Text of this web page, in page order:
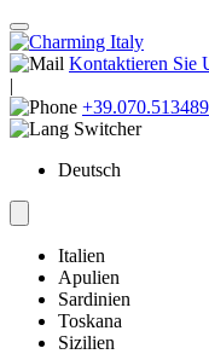
Kontaktieren Sie
|
+39.070.513489
Deutsch
Italien
Apulien
Sardinien
Toskana
Sizilien